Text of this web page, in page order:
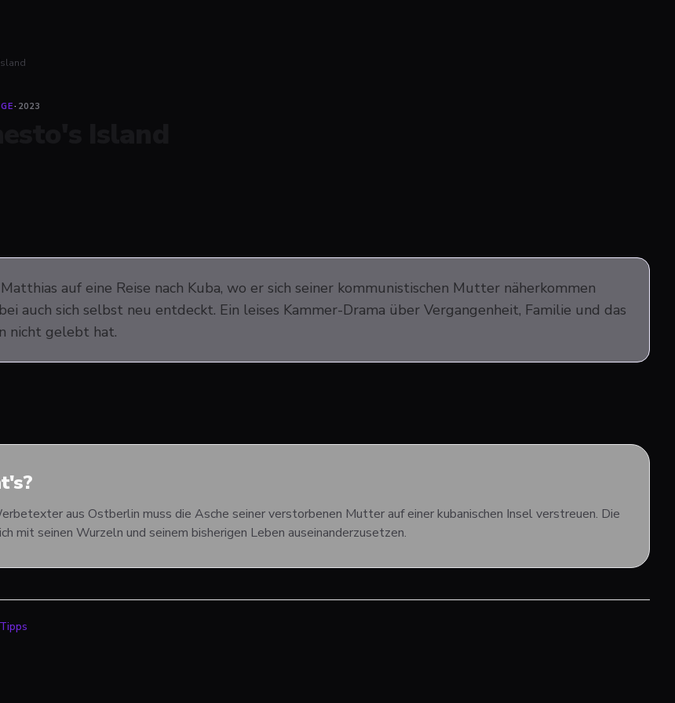
· 2023
auf eine Reise nach Kuba, wo er sich seiner kommunistischen Mutter näherkommen
auch sich selbst neu entdeckt. Ein leises Kammer-Drama über Vergangenheit, Familie und das
nicht gelebt hat.
aus Ostberlin muss die Asche seiner verstorbenen Mutter auf einer kubanischen Insel verstreuen. Die
mit seinen Wurzeln und seinem bisherigen Leben auseinanderzusetzen.